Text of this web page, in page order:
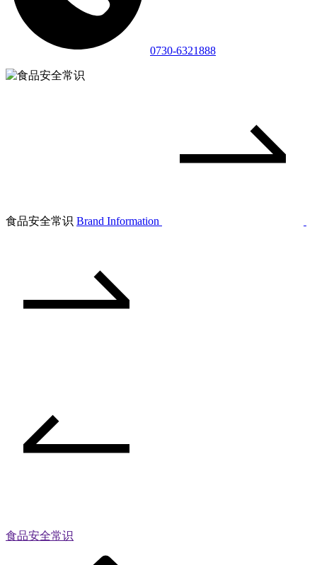
0730-6321888
食品安全常识 Brand Information
食品安全常识